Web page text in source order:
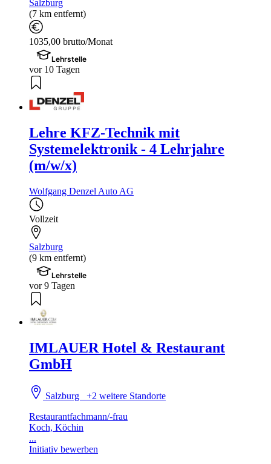
Salzburg
(7 km entfernt)
1035,00 brutto/Monat
Lehrstelle
vor 10 Tagen
Lehre KFZ-Technik mit
Systemelektronik - 4 Lehrjahre
(m/w/x)
Wolfgang Denzel Auto AG
Vollzeit
Salzburg
(9 km entfernt)
Lehrstelle
vor 9 Tagen
IMLAUER Hotel & Restaurant
GmbH
Salzburg+2 weitere Standorte
Restaurantfachmann/-frau
Koch, Köchin
...
Initiativ bewerben